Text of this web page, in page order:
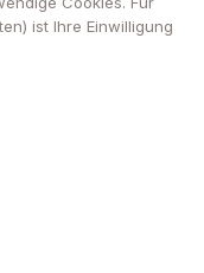
ist Ihre Einwilligung